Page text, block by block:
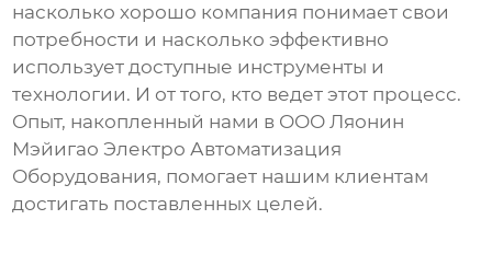
насколько хорошо компания понимает свои
потребности и насколько эффективно
использует доступные инструменты и
технологии. И от того, кто ведет этот процесс.
Опыт, накопленный нами в ООО Ляонин
Мэйигао Электро Автоматизация
Оборудования, помогает нашим клиентам
достигать поставленных целей.